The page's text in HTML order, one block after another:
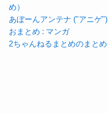
め）
あぼーんアンテナ ("アニゲ")
おまとめ : マンガ
2ちゃんねるまとめのまとめ